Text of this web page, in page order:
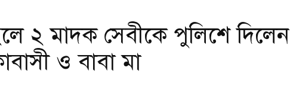
২ মাদক সেবীকে পুলিশে দিলেন
ও বাবা মা